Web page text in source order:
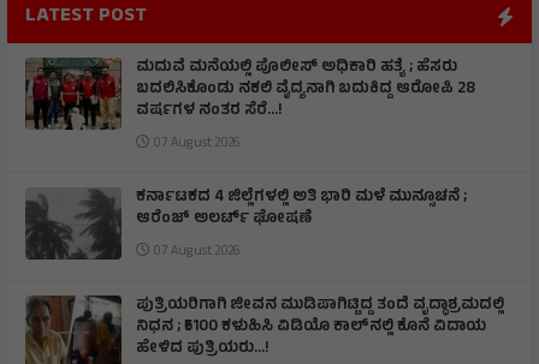
LATEST POST
ಮದುವೆ ಮನೆಯಲ್ಲಿ ಪೊಲೀಸ್ ಅಧಿಕಾರಿ ಹತ್ಯೆ ; ಹೆಸರು
ಬದಲಿಸಿಕೊಂಡು ನಕಲಿ ವೈದ್ಯನಾಗಿ ಬದುಕಿದ್ದ ಆರೋಪಿ 28
ವರ್ಷಗಳ ನಂತರ ಸೆರೆ…!
07 August 2026
ಕರ್ನಾಟಕದ 4 ಜಿಲ್ಲೆಗಳಲ್ಲಿ ಅತಿ ಭಾರಿ ಮಳೆ ಮುನ್ಸೂಚನೆ ;
ಆರೆಂಜ್‌ ಅಲರ್ಟ್‌ ಘೋಷಣೆ
07 August 2026
ಪುತ್ರಿಯರಿಗಾಗಿ ಜೀವನ ಮುಡಿಪಾಗಿಟ್ಟಿದ್ದ ತಂದೆ ವೃದ್ಧಾಶ್ರಮದಲ್ಲಿ
ನಿಧನ ; ₹5100 ಕಳುಹಿಸಿ ವಿಡಿಯೊ ಕಾಲ್‌ನಲ್ಲಿ ಕೊನೆ ವಿದಾಯ
ಹೇಳಿದ ಪುತ್ರಿಯರು...!